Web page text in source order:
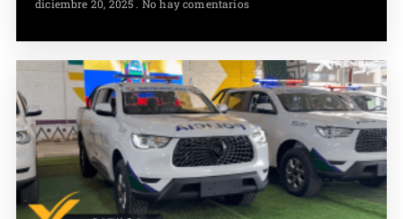
diciembre 20, 2025 No hay comentarios